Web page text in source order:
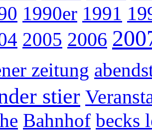
1990er 1991
2005 2006
zeitung
stier
Bahnhof becks